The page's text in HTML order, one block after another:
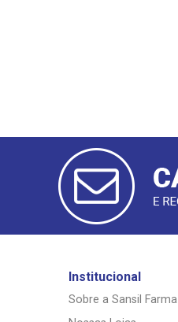
CADASTRAR
E-MAIL
Institucional
Sobre a Sansil Farma